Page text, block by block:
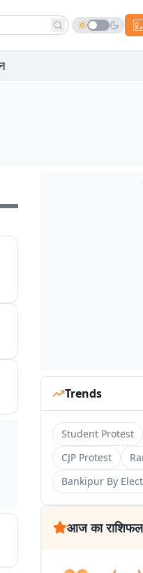
Trends
Student Protest
CJP Protest
Bankipur By
आज का राशिफल